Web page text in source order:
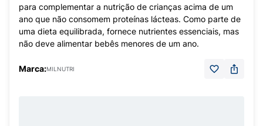
para complementar a nutrição de crianças acima de um
ano que não consomem proteínas lácteas. Como parte de
uma dieta equilibrada, fornece nutrientes essenciais, mas
não deve alimentar bebês menores de um ano.
Marca:MILNUTRI